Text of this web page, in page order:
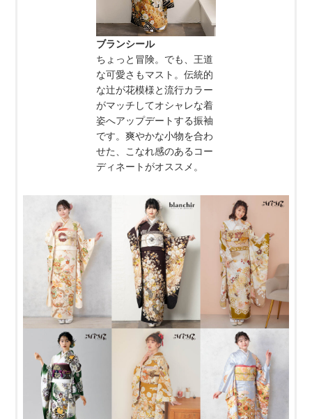
ブランシール
ちょっと冒険。でも、王道
な可愛さもマスト。伝統的
な辻が花模様と流行カラー
がマッチしてオシャレな着
姿へアップデートする振袖
です。爽やかな小物を合わ
せた、こなれ感のあるコー
ディネートがオススメ。